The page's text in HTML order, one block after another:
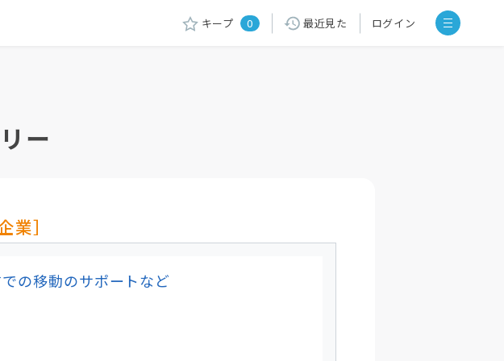
キープ 0 最近見た ログイン
ー
業］
の移動のサポートなど